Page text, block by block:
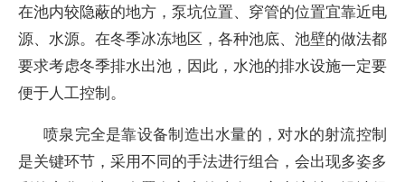
在池内较隐蔽的地方，泵坑位置、穿管的位置宜靠近电
源、水源。在冬季冰冻地区，各种池底、池壁的做法都
要求考虑冬季排水出池，因此，水池的排水设施一定要
便于人工控制。
喷泉完全是靠设备制造出水量的，对水的射流控制
是关键环节，采用不同的手法进行组合，会出现多姿多